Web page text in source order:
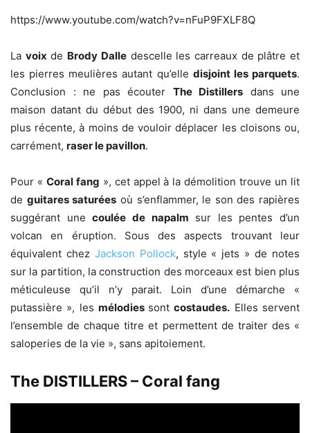
https://www.youtube.com/watch?v=nFuP9FXLF8Q
La voix de Brody Dalledescelle les carreaux de plâtre et
les pierres meulières autant qu’elle disjoint les parquets.
Conclusion : ne pas écouter The Distillers dans une
maison datant du début des 1900, ni dans une demeure
plus récente, à moins de vouloir déplacer les cloisons ou,
carrément, raser le pavillon.
Pour « Coral fang », cet appel à la démolition trouve un lit
de guitares saturées où s’enflammer, le son des rapières
suggérant unecoulée de napalm sur les pentes d’un
volcan en éruption. Sous des aspects trouvant leur
équivalent chez Jackson Pollock, style « jets » de notes
sur la partition, la construction des morceaux est bien plus
méticuleuse qu’il n’y parait. Loin d’une démarche «
putassière », les mélodies sontcostaudes. Elles servent
l’ensemble de chaque titre et permettent de traiter des «
saloperies de la vie », sans apitoiement.
The DISTILLERS – Coral fang